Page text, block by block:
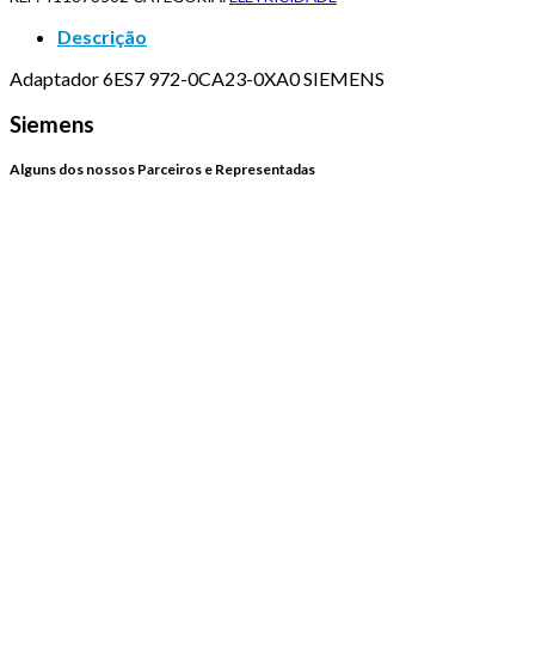
Descrição
Adaptador 6ES7 972-0CA23-0XA0 SIEMENS
Siemens
Alguns dos nossos Parceiros e Representadas